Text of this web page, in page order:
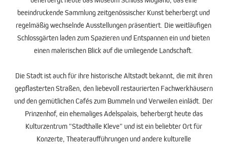
beeindruckende Sammlung zeitgenössischer Kunst beherbergt und
regelmäßig wechselnde Ausstellungen präsentiert. Die weitläufigen
Schlossgärten laden zum Spazieren und Entspannen ein und bieten
einen malerischen Blick auf die umliegende Landschaft.
Die Stadt ist auch für ihre historische Altstadt bekannt, die mit ihren
gepflasterten Straßen, den liebevoll restaurierten Fachwerkhäusern
und den gemütlichen Cafés zum Bummeln und Verweilen einlädt. Der
Prinzenhof, ein ehemaliges Adelspalais, beherbergt heute das
Kulturzentrum "Stadthalle Kleve" und ist ein beliebter Ort für
Konzerte, Theateraufführungen und andere kulturelle